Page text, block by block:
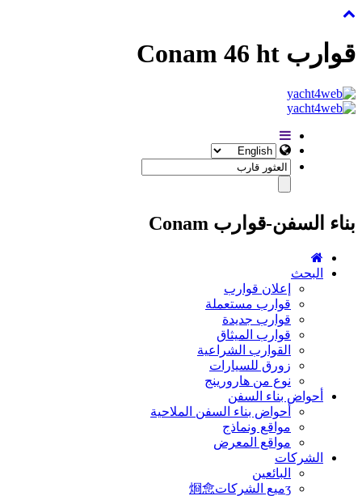
قوارب Conam 46 ht
بناء السفن-قوارب Conam
البحث
إعلان قوارب
قوارب مستعملة
قوارب جديدة
قوارب الميثاق
القوارب الشراعية
زورق للسيارات
نوع من هارورينج
أحواض بناء السفن
أحواض بناء السفن الملاحية
مواقع ونماذج
مواقع المعرض
الشركات
البائعين
ʒميع الشركات烱㥐